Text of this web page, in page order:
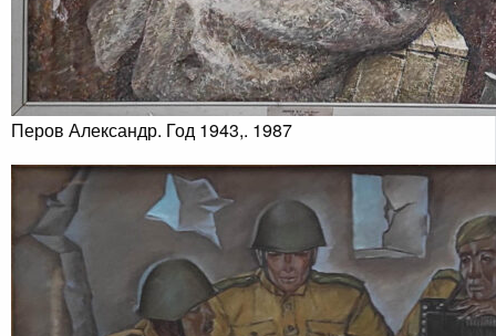
Перов Александр. Год 1943,. 1987